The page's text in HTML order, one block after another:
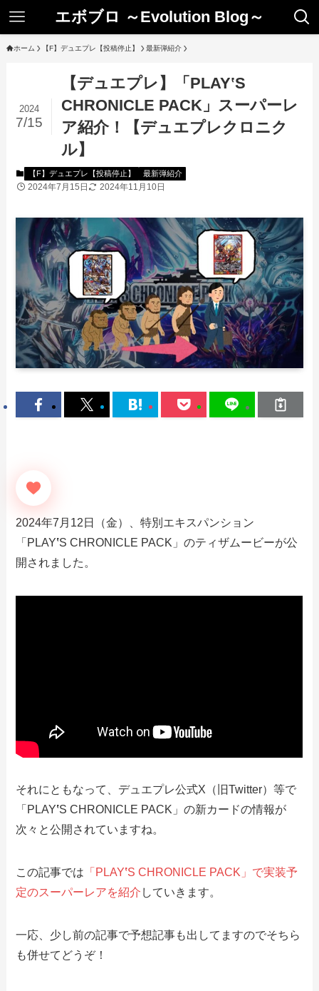
エボブロ ～Evolution Blog～
ホーム 【F】デュエプレ【投稿停止】 最新弾紹介
【デュエプレ】「PLAY‛S
CHRONICLE PACK」スーパーレ
ア紹介！【デュエプレクロニク
ル】
2024
7/15
【F】デュエプレ【投稿停止】 最新弾紹介
2024年7月15日 2024年11月10日
2024年7月12日（金）、特別エキスパンション
「PLAY‛S CHRONICLE PACK」のティザムービーが公
開されました。
それにともなって、デュエプレ公式X（旧Twitter）等で
「PLAY‛S CHRONICLE PACK」の新カードの情報が
次々と公開されていますね。
この記事では 「PLAY‛S CHRONICLE PACK」で実装予
定のスーパーレアを紹介 していきます。
一応、少し前の記事で予想記事も出してますのでそちら
も併せてどうぞ！